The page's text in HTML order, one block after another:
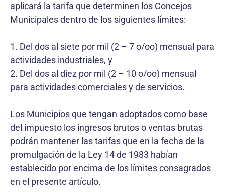
aplicará la tarifa que determinen los Concejos
Municipales dentro de los siguientes límites:
1. Del dos al siete por mil (2 – 7 o/oo) mensual para
actividades industriales, y
2. Del dos al diez por mil (2 – 10 o/oo) mensual
para actividades comerciales y de servicios.
Los Municipios que tengan adoptados como base
del impuesto los ingresos brutos o ventas brutas
podrán mantener las tarifas que en la fecha de la
promulgación de la Ley 14 de 1983 habían
establecido por encima de los límites consagrados
en el presente artículo.